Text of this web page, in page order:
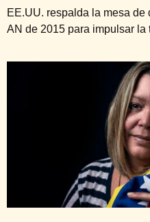
EE.UU. respalda la mesa
AN de 2015 para impulsar